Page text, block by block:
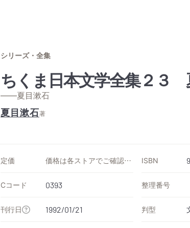
シリーズ・全集
ちくま日本文学全集２３
——夏目漱石
夏目漱石著
定価 価格は各ストアでご確認ください ISBN
Cコード 0393 整理番号
刊行日 1992/01/21 判型